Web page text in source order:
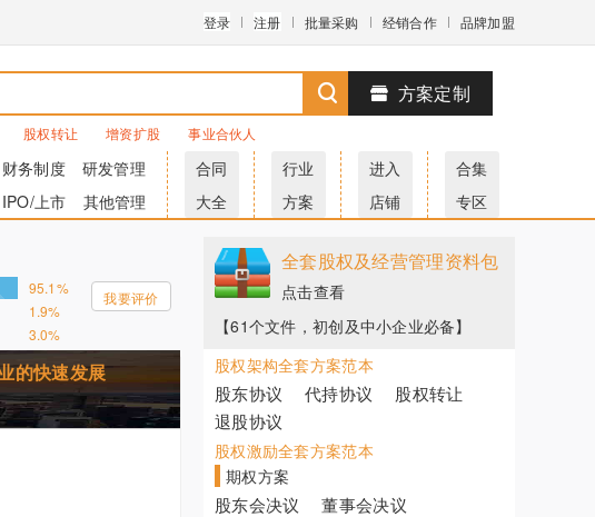
登录 注册 批量采购 经销合作 品牌加盟
股权转让 增资扩股 事业合伙人
方案定制
财务制度
研发管理
IPO/上市 其他管理
合同
大全
行业
方案
进入
店铺
合集
专区
95.1%
1.9%
3.0%
我要评价
的快速发展
全套股权及经营管理资料包
点击查看
【61个文件，初创及中小企业必备】
股权架构全套方案范本
股东协议 代持协议
股权转让
退股协议
股权激励全套方案范本
期权方案
股东会决议
董事会决议